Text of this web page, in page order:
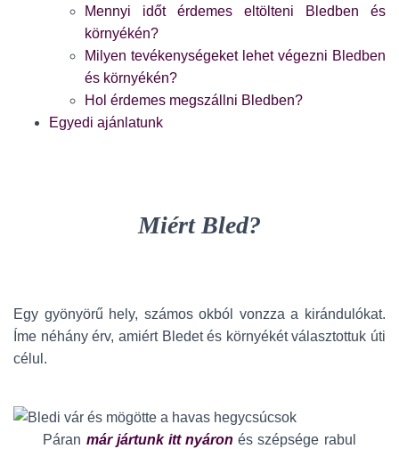
Mennyi időt érdemes eltölteni Bledben és
környékén?
Milyen tevékenységeket lehet végezni Bledben
és környékén?
Hol érdemes megszállni Bledben?
Egyedi ajánlatunk
Miért Bled?
Egy gyönyörű hely, számos okból vonzza a kirándulókat.
Íme néhány érv, amiért Bledet és környékét választottuk úti
célul.
Páran már jártunk itt nyáron és szépsége rabul